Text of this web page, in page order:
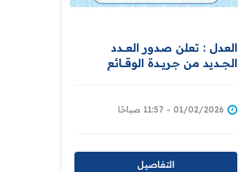
العدل : تعلن صدور العــــدد
الجـــديد من جـريــدة ‏الوقــــائع
01/02/2026 - 11:57 صباحًا
التفاصيل